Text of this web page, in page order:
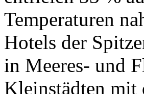
Temperaturen
Hotels der
in Meeres- und
Kleinstädten mit